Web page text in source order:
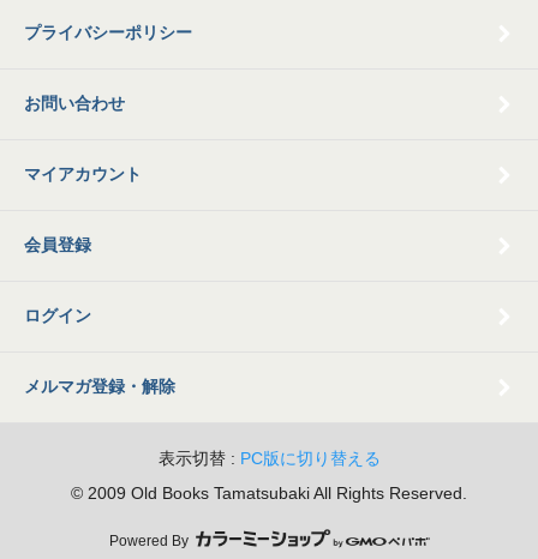
プライバシーポリシー
お問い合わせ
マイアカウント
会員登録
ログイン
メルマガ登録・解除
表示切替 : PC版に切り替える
© 2009 Old Books Tamatsubaki All Rights Reserved.
Powered By